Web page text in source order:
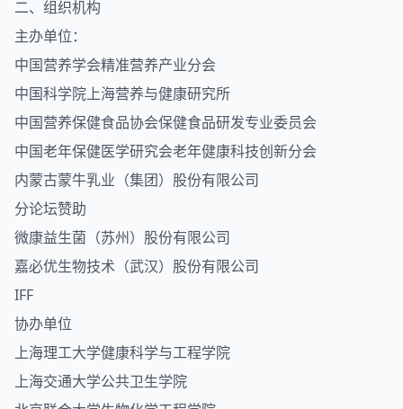
二、组织机构
主办单位：
中国营养学会精准营养产业分会
中国科学院上海营养与健康研究所
中国营养保健食品协会保健食品研发专业委员会
中国老年保健医学研究会老年健康科技创新分会
内蒙古蒙牛乳业（集团）股份有限公司
分论坛赞助
微康益生菌（苏州）股份有限公司
嘉必优生物技术（武汉）股份有限公司
IFF
协办单位
上海理工大学健康科学与工程学院
上海交通大学公共卫生学院